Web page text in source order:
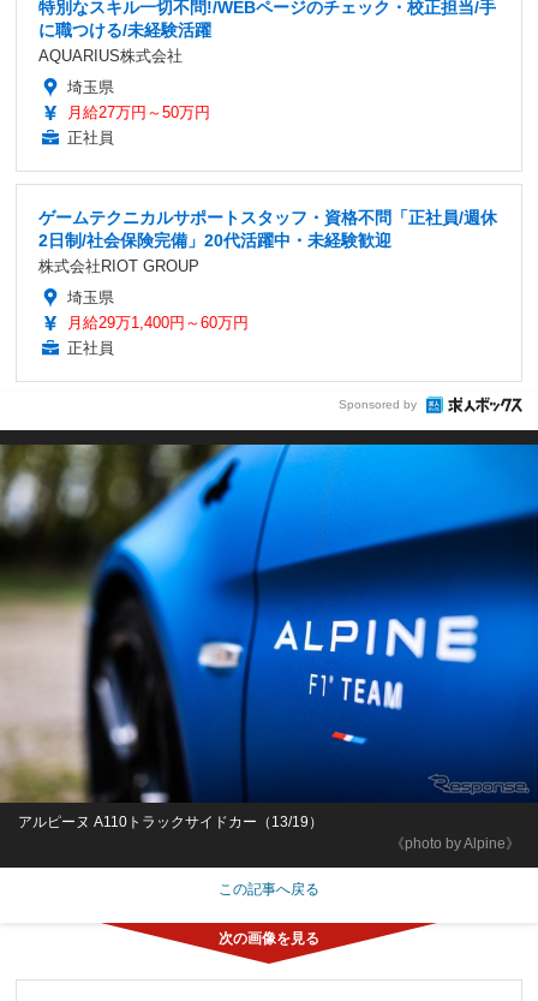
特別なスキル一切不問!/WEBページのチェック・校正担当/手
に職つける/未経験活躍
AQUARIUS株式会社
埼玉県
月給27万円～50万円
正社員
ゲームテクニカルサポートスタッフ・資格不問「正社員/週休
2日制/社会保険完備」20代活躍中・未経験歓迎
株式会社RIOT GROUP
埼玉県
月給29万1,400円～60万円
正社員
Sponsored by
《photo by Alpine》
アルピーヌ A110トラックサイドカー（13/19）
この記事へ戻る